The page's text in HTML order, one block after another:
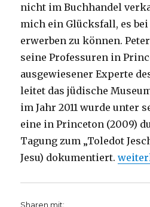
nicht im Buchhandel
mich ein Glücksfall, es
erwerben zu können.
seine Professuren in
ausgewiesener Experte
leitet das jüdische
im Jahr 2011 wurde unter
eine in Princeton (2009)
Tagung zum „Toledot
Jesu) dokumentiert.
Sharen mit: